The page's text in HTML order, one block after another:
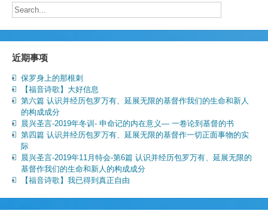
近期事项
保罗身上的那根刺
【福音诗歌】大好信息
第六篇 认识并经历包罗万有、延展无限的基督作我们的生命和新人
的构成成分
晨兴圣言-2019年冬训- 申命记的内在意义— 一卷论到基督的书
第四篇 认识并经历包罗万有、延展无限的基督作一切正面事物的实
际
晨兴圣言-2019年11月特会-第6篇 认识并经历包罗万有、延展无限的
基督作我们的生命和新人的构成成分
【福音诗歌】我已得到真正自由